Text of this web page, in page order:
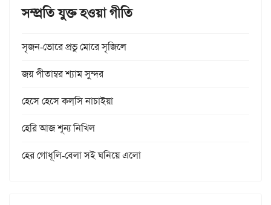
সম্প্রতি যুক্ত হওয়া গীতি
সৃজন-ভোরে প্রভু মোরে সৃজিলে
জয় পীতাম্বর শ্যাম সুন্দর
হেসে হেসে কল্‌সি নাচাইয়া
হেরি আজ শূন্য নিখিল
হের গোধূলি-বেলা সই ঘনিয়ে এলো